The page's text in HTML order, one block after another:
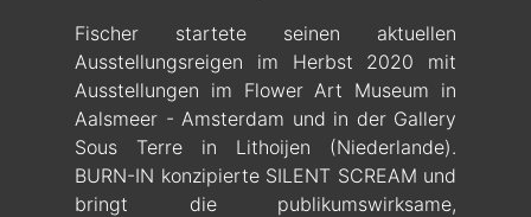
Fischer startete seinen aktuellen
Ausstellungsreigen im Herbst 2020 mit
Ausstellungen im Flower Art Museum in
Aalsmeer - Amsterdam und in der Gallery
Sous Terre in Lithoijen (Niederlande).
BURN-IN konzipierte SILENT SCREAM und
bringt die publikumswirksame,